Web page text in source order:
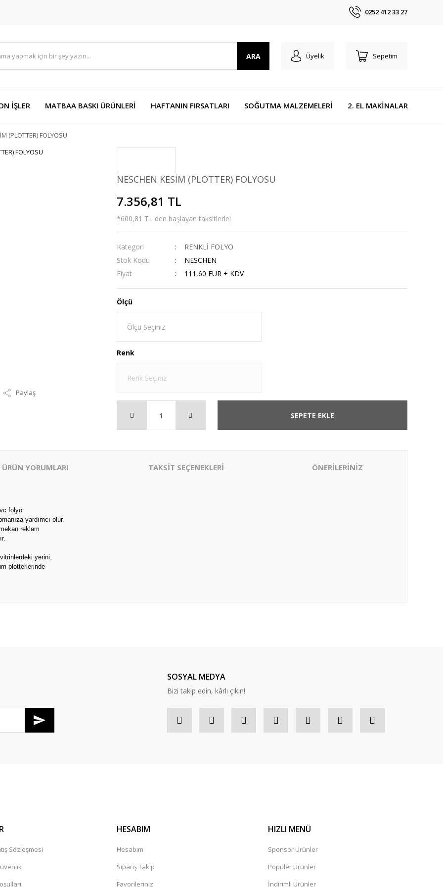
0252 412 33 27
ARA Üyelik Sepetim
İŞLER MATBAA BASKI ÜRÜNLERİ HAFTANIN FIRSATLARI SOĞUTMA MALZEMELERİ 2. EL MAKİNALAR
(PLOTTER) FOLYOSU
Paylaş
NESCHEN KESİM (PLOTTER) FOLYOSU
7.356,81 TL
*600,81 TL den başlayan taksitlerle!
Kategori
RENKLİ FOLYO
Stok Kodu
NESCHEN
Fiyat
111,60 EUR + KDV
Ölçü
Renk
SEPETE EKLE
ÜRÜN YORUMLARI TAKSİT SEÇENEKLERİ ÖNERİLERİNİZ
folyo
yardımcı olur.
reklam
yerini,
plotterlerinde
SOSYAL MEDYA
Bizi takip edin, kârlı çıkın!
Sözleşmesi
HESABIM
Hesabım
Sipariş Takip
Favorileriniz
HIZLI MENÜ
Sponsor Ürünler
Popüler Ürünler
İndirimli Ürünler